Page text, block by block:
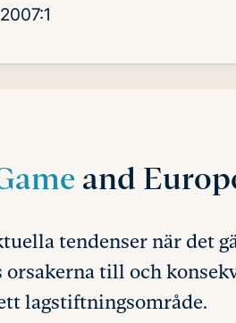
2007:1
and
tendenser när det
till och
lagstiftningsområde.